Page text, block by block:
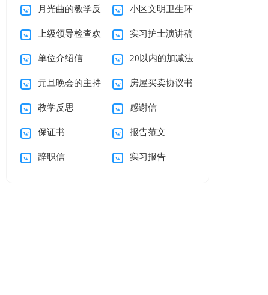
策划方案13篇
月光曲的教学反
思15篇
小区文明卫生环
境建议书
上级领导检查欢
迎词通用15篇
实习护士演讲稿
12篇
单位介绍信
【荐】
20以内的加减法
的教学反思
元旦晚会的主持
稿
房屋买卖协议书
教学反思 感谢信
保证书 报告范文
辞职信 实习报告